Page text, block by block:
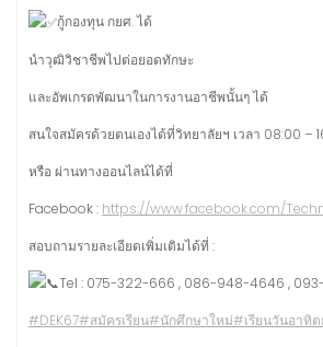
กู้กองทุน กยศ. ได้
นำวุฒิวิชาชีพไปต่อยอดทักษะ
และอัพเกรดพัฒนาในการงานอาชีพนั้นๆ ได้
สนใจสมัครด้วยตนเองได้ที่วิทยาลัยฯ เวลา 08:00 –
หรือ ผ่านทางออนไลน์ได้ที่
Facebook : https://www.facebook.com/
สอบถามรายละเอียดเพิ่มเติมได้ที่ :
Tel : 075-322-666 , 086-948-4646 ,
#DEK67#สมัครเรียน#นักศึกษาใหม่#เรียนวันอาทิต